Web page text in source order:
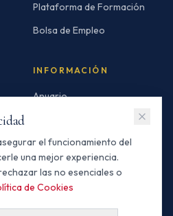
el funcionamiento del
una mejor experiencia.
las no esenciales o
de Cookies
Plataforma de Formación
Bolsa de Empleo
INFORMACIÓN
Anuario
Invertir en Marruecos